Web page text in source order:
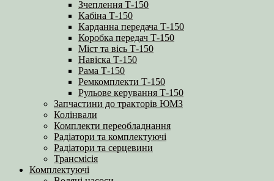
Зчеплення Т-150
Кабіна Т-150
Карданна передача Т-150
Коробка передач Т-150
Міст та вісь Т-150
Навіска Т-150
Рама Т-150
Ремкомплекти Т-150
Рульове керування Т-150
Запчастини до тракторів ЮМЗ
Колінвали
Комплекти переобладнання
Радіатори та комплектуючі
Радіатори та серцевини
Трансмісія
Комплектуючі